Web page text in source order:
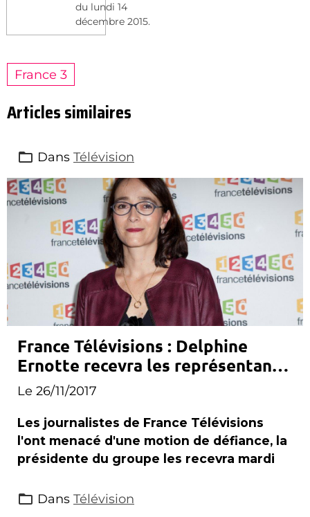
du lundi 14
décembre 2015.
France 3
Articles similaires
Dans Télévision
France Télévisions : Delphine
Ernotte recevra les représentants
des journalistes mardi
Le 26/11/2017
Les journalistes de France Télévisions
l'ont menacé d'une motion de défiance, la
présidente du groupe les recevra mardi
Dans Télévision